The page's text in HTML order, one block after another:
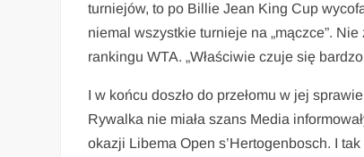
turniejów, to po Billie Jean King Cup
niemal wszystkie turnieje na „mączce”.
rankingu WTA. „Właściwie czuje się
I w końcu doszło do przełomu w jej
Rywalka nie miała szans Media
okazji Libema Open s’Hertogenbosch. I